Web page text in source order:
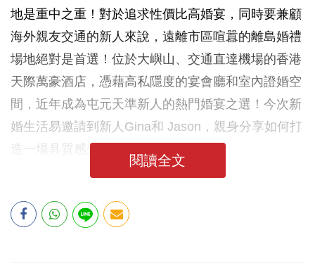
地是重中之重！對於追求性價比高婚宴，同時要兼顧
海外親友交通的新人來說，遠離市區喧囂的離島婚禮
場地絕對是首選！位於大嶼山、交通直達機場的香港
天際萬豪酒店，憑藉高私隱度的宴會廳和室內證婚空
間，近年成為屯元天準新人的熱門婚宴之選！今次新
婚生活易邀請到新人Gina和 Jason，親身分享如何打
造一場具質感兼性價比高婚宴！
閱讀全文